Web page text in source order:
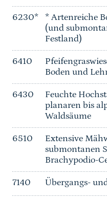
6230*
* Artenreiche
(und
Festland)
6410
Boden und
6430
Feuchte
planaren bis
Waldsäume
6510
Extensive
submontanen
Brachypodio-
7140 Übergangs-